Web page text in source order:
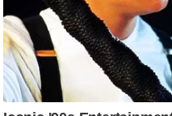
रा
ज
नी
ति